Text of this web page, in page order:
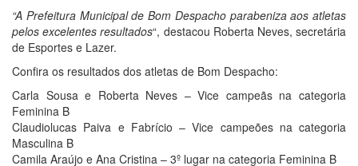
“A Prefeitura Municipal de Bom Despachoparabeniza aos atletas
pelos excelentes resultados“, destacou Roberta Neves, secretária
de Esportes e Lazer.
Confira os resultados dos atletas de Bom Despacho:
Carla Sousa e Roberta Neves – Vice campeãs na categoria
Feminina B
Claudiolucas Paiva e Fabrício – Vice campeões na categoria
Masculina B
Camila Araújo e Ana Cristina – 3º lugar na categoria Feminina B